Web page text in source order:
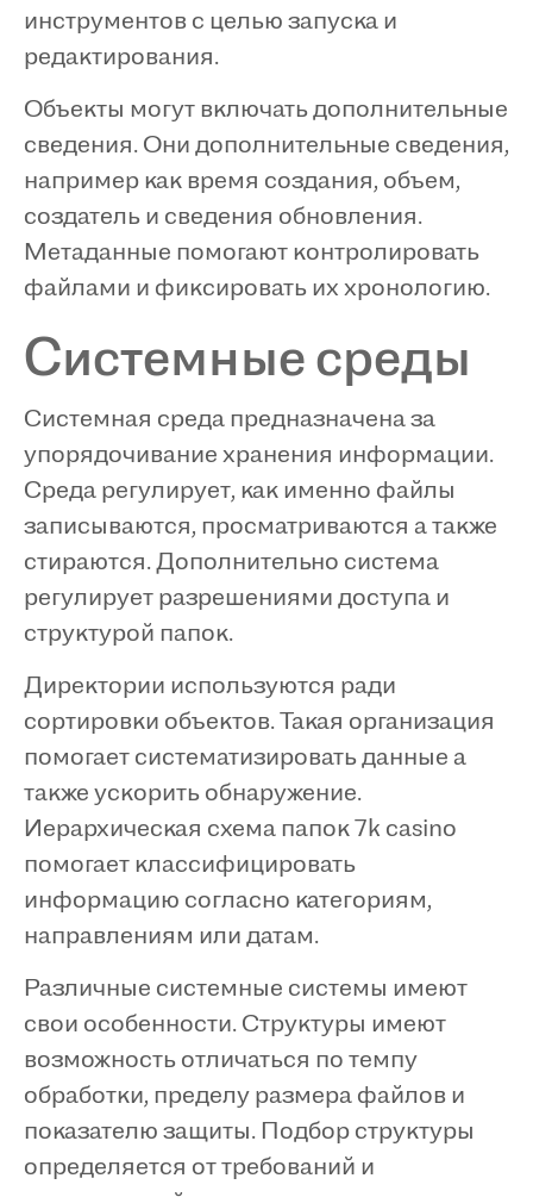
инструментов с целью запуска и
редактирования.
Объекты могут включать дополнительные
сведения. Они дополнительные сведения,
например как время создания, объем,
создатель и сведения обновления.
Метаданные помогают контролировать
файлами и фиксировать их хронологию.
Системные среды
Системная среда предназначена за
упорядочивание хранения информации.
Среда регулирует, как именно файлы
записываются, просматриваются а также
стираются. Дополнительно система
регулирует разрешениями доступа и
структурой папок.
Директории используются ради
сортировки объектов. Такая организация
помогает систематизировать данные а
также ускорить обнаружение.
Иерархическая схема папок 7k casino
помогает классифицировать
информацию согласно категориям,
направлениям или датам.
Различные системные системы имеют
свои особенности. Структуры имеют
возможность отличаться по темпу
обработки, пределу размера файлов и
показателю защиты. Подбор структуры
определяется от требований и